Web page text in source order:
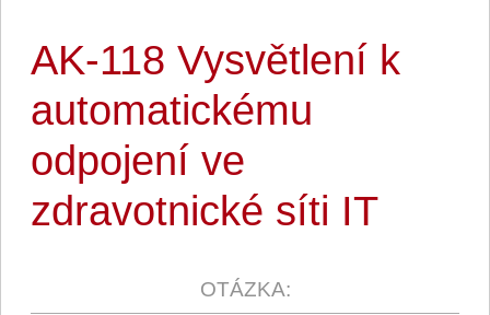
AK-118 Vysvětlení k
automatickému
odpojení ve
zdravotnické síti IT